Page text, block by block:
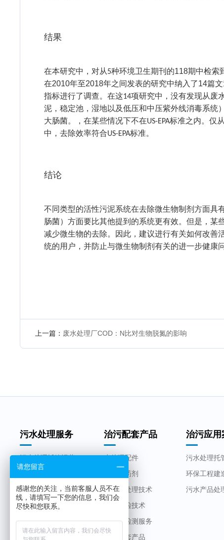
结果
在本研究中，对从5种环境卫生期刊的118期中检索
在2010年至2018年之间发表的研究中纳入了14篇
指标进行了调查。在这14项研究中，没有发现从废
泥，稳定池，湿地以及低压和中压紫外线消毒系统
大肠菌。
，在某些情况下不在US-EPA标准之内。仅
中，去除效率符合US-EPA标准。
结论
不同类型的活性污泥系统在去除微生物制剂方面具
肠菌）方面要比其他提到的系统更有效。但是，某
减少微生物的去除。因此，建议进行有关如何改善
统的用户，并防止与微生物制剂有关的进一步健康问
上一篇： 废水处理厂COD：N比对生物脱氮的影响
污水处理服务
污水处理托管运营
污水处理产品设备
治污配套产品
水处理配件
水处理药剂
生物水处理技术
智慧快检技术
第三方检测服务
工程配套产品
治污应用
污水处理托
环保工程建
污水产品处
请您留言
感谢您的关注，当前客服人员不在
线，请填写一下您的信息，我们会
尽快和您联系。